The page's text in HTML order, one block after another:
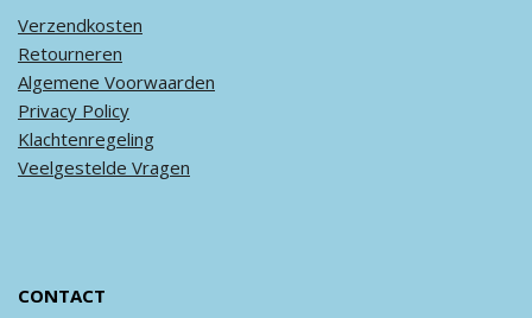
Verzendkosten
Retourneren
Algemene Voorwaarden
Privacy Policy
Klachtenregeling
Veelgestelde Vragen
CONTACT